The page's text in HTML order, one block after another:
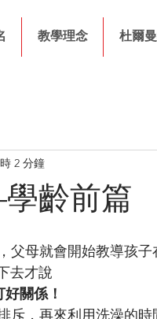
教學理念 杜爾
齡前篇
2 分鐘
父母就會開始教導孩
去才說
關係！
斥，再來利用洗澡的